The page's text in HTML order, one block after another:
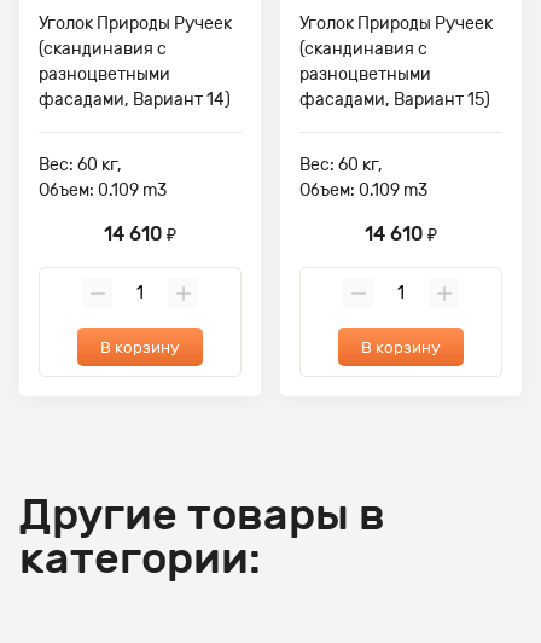
Уголок Природы Ручеек
(скандинавия с
разноцветными
фасадами, Вариант 14)
Вес: 60 кг,
Объем: 0.109 m3
14 610 ₽
В корзину
Уголок Природы Ручеек
(скандинавия с
разноцветными
фасадами, Вариант 15)
Вес: 60 кг,
Объем: 0.109 m3
14 610 ₽
В корзину
Другие товары в
категории: